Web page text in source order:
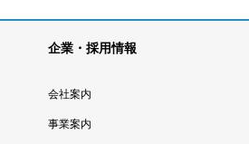
企業・採用情報
会社案内
事業案内